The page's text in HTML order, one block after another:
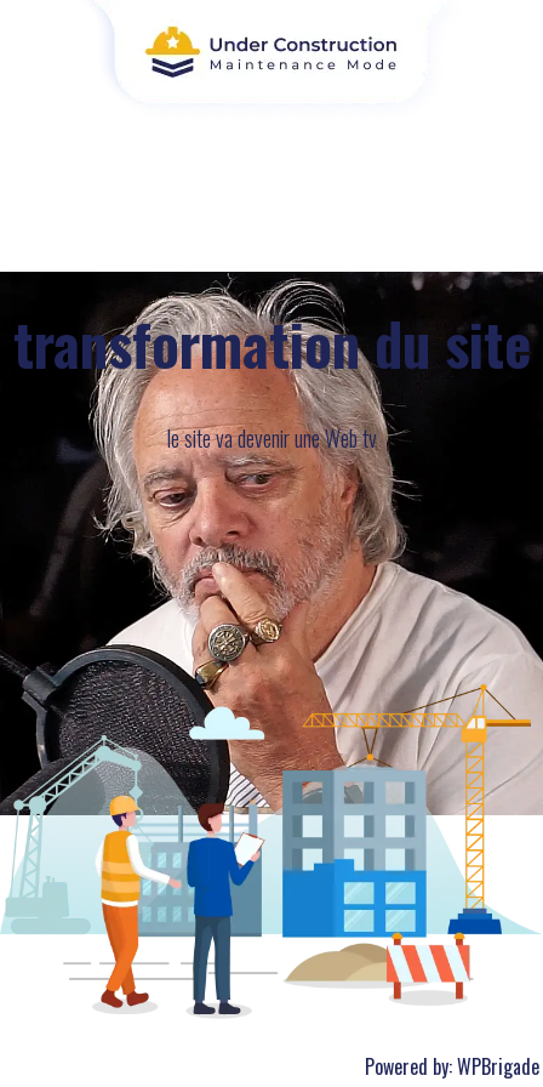
transformation du site
le site va devenir une Web tv
Powered by:WPBrigade